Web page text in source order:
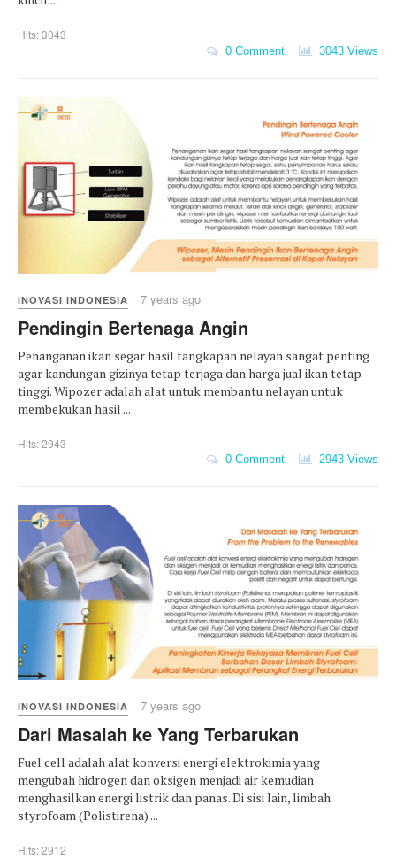
Hits: 3043
0 Comment 3043 Views
INOVASI INDONESIA 7 years ago
Pendingin Bertenaga Angin
Penanganan ikan segar hasil tangkapan nelayan sangat penting
agar kandungan gizinya tetap terjaga dan harga jual ikan tetap
tinggi. Wipozer adalah alat untuk membantu nelayan untuk
membekukan hasil ...
Hits: 2943
0 Comment 2943 Views
INOVASI INDONESIA 7 years ago
Dari Masalah ke Yang Terbarukan
Fuel cell adalah alat konversi energi elektrokimia yang
mengubah hidrogen dan oksigen menjadi air kemudian
menghasilkan energi listrik dan panas. Di sisi lain, limbah
styrofoam (Polistirena) ...
Hits: 2912